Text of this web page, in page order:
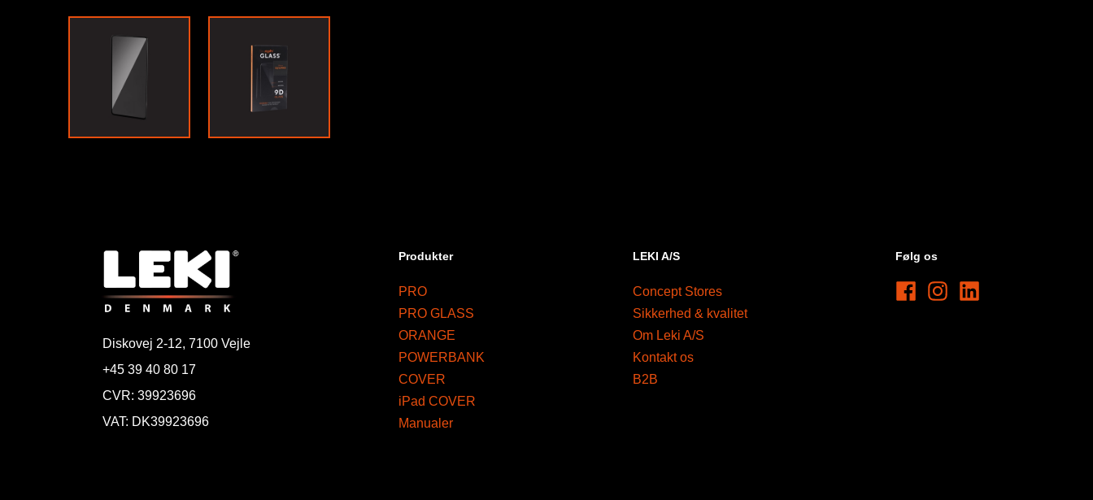
Diskovej 2-12, 7100 Vejle
+45 39 40 80 17
CVR: 39923696
VAT: DK39923696
Produkter
PRO
PRO GLASS
ORANGE
POWERBANK
COVER
iPad COVER
Manualer
LEKI A/S
Concept Stores
Sikkerhed & kvalitet
Om Leki A/S
Kontakt os
B2B
Følg os